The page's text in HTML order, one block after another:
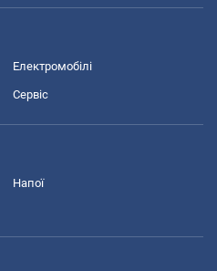
Електромобілі
Сервіс
Напої